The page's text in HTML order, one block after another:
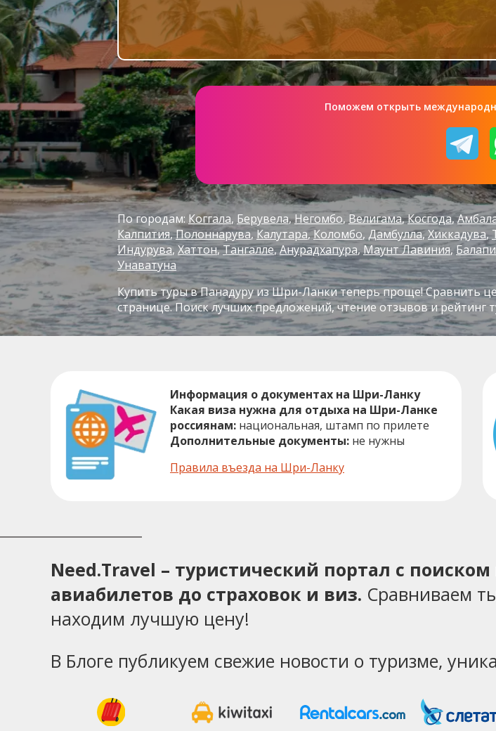
Поможем открыть
По городам: Коггала Берувела Негомбо Велигама Косгода
Калпития Полоннарува Калутара Коломбо Дамбулла Хиккадува
Индурува Хаттон Тангалле Анурадхапура Маунт Лавиния
Унаватуна
Купить туры в Панадуру из Шри-Ланки теперь проще! Сравнить
странице. Поиск лучших предложений, чтение отзывов и
Информация о документах на Шри-Ланку
Какая виза нужна для отдыха на Шри-Ланке
россиянам: национальная, штамп по прилете
Дополнительные документы: не нужны
Правила въезда на Шри-Ланку
Need.Travel – туристический портал с
авиабилетов до страховок и виз. Сравниваем
находим лучшую цену!
В Блоге публикуем свежие новости о туризме,